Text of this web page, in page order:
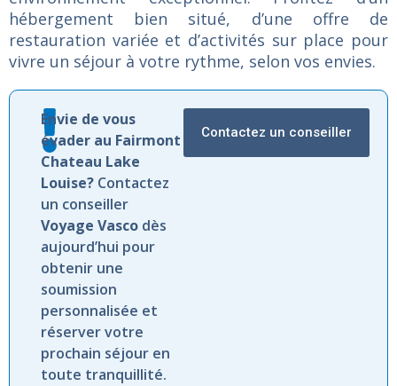
hébergement bien situé, d’une offre de
restauration variée et d’activités sur place pour
vivre un séjour à votre rythme, selon vos envies.
Envie de vous
évader au Fairmont
Chateau Lake
Louise?Contactez
un conseiller
Voyage Vascodès
aujourd’hui pour
obtenir une
soumission
personnalisée et
réserver votre
prochain séjour en
toute tranquillité.
Contactez un conseiller